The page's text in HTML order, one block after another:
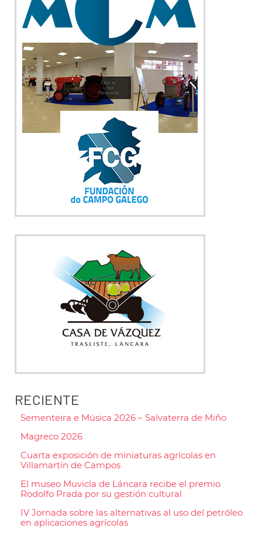
RECIENTE
Sementeira e Música 2026 – Salvaterra de Miño
Magreco 2026
Cuarta exposición de miniaturas agrícolas en
Villamartín de Campos
El museo Muvicla de Láncara recibe el premio
Rodolfo Prada por su gestión cultural
IV Jornada sobre las alternativas al uso del petróleo
en aplicaciones agrícolas